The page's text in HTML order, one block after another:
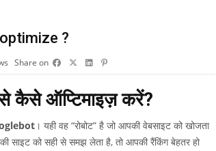
?
Share on
कैसे ऑप्टिमाइज़ करें?
। यही वह “रोबोट” है जो आपकी वेबसाइट को खोजता
को सही से समझ लेता है, तो आपकी रैंकिंग बेहतर हो